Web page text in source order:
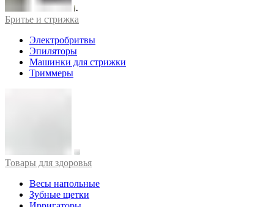
Бритье и стрижка
Электробритвы
Эпиляторы
Машинки для стрижки
Триммеры
Товары для здоровья
Весы напольные
Зубные щетки